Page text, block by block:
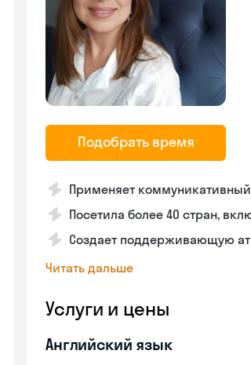
Подобрать время
Применяет
Посетила более 40 стран,
Создает поддерживающую
Читать дальше
Услуги и цены
Английский язык